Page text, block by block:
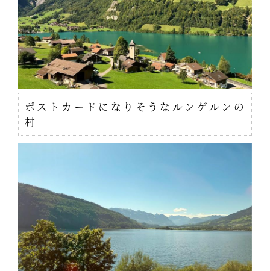
ポストカードになりそうなルンゲルンの
村